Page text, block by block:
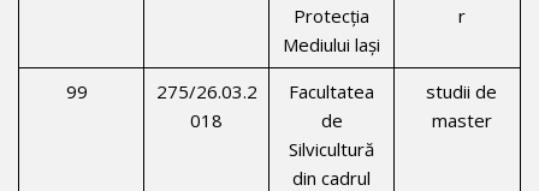
Protecţia
Mediului laşi
r
99
275/26.03.2
018
Facultatea
de
Silvicultură
din cadrul
studii de
master